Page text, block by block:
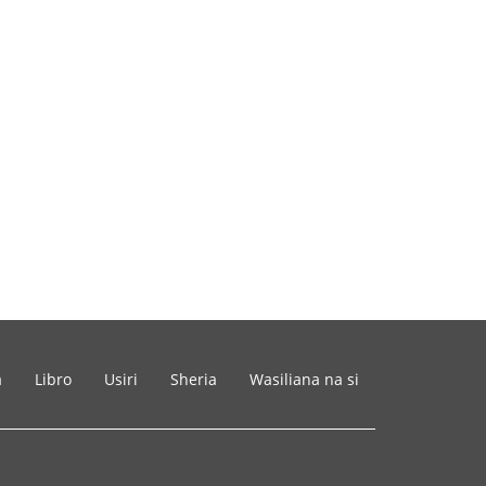
Libro Usiri Sheria Wasiliana na si